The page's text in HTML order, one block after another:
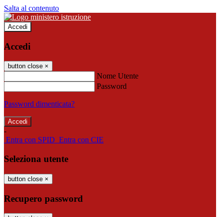
Salta al contenuto
Accedi
Accedi
button close ×
Nome Utente
Password
Password dimenticata?
-
Entra con SPID Entra con CIE
Seleziona utente
button close ×
Recupero password